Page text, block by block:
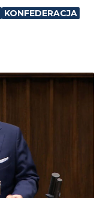
KONFEDERACJA